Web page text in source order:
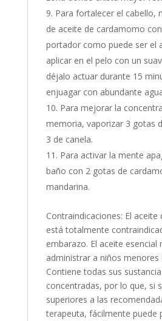
Para fortalecer el cabello,
de aceite de cardamomo
portador como puede ser el
aplicar en el pelo con un
déjalo actuar durante 15
enjuagar con abundante
Para mejorar la
memoria, vaporizar 3 gotas
3 de canela.
Para activar la mente
baño con 2 gotas de
mandarina.
Contraindicaciones: El
está totalmente
embarazo. El aceite esencial
administrar a niños menores
Contiene todas sus
concentradas, por lo que, si
superiores a las
terapeuta, fácilmente puede